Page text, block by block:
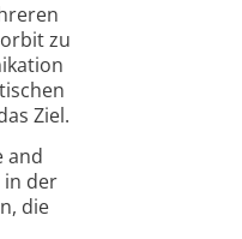
zu
Ziel.
and
in der
die